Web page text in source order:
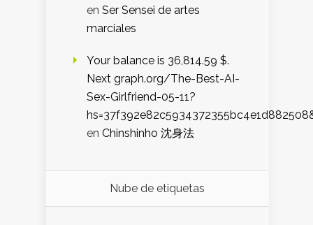
en Ser Sensei de artes
marciales
Your balance is 36,814.59 $.
Next graph.org/The-Best-AI-
Sex-Girlfriend-05-11?
en Chinshinho 沈身法
Nube de etiquetas